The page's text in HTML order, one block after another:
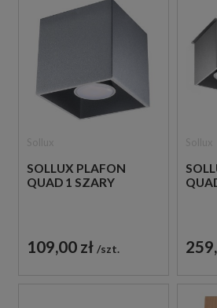
SOLLUX PLAFON
QUAD 1 SZARY
109,00 zł szt.